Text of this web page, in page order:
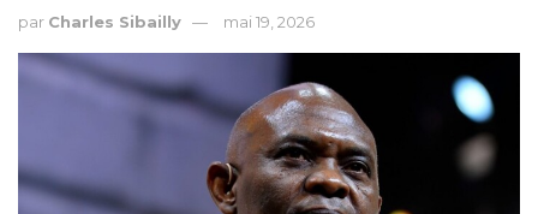
par Charles Sibailly mai 19, 2026